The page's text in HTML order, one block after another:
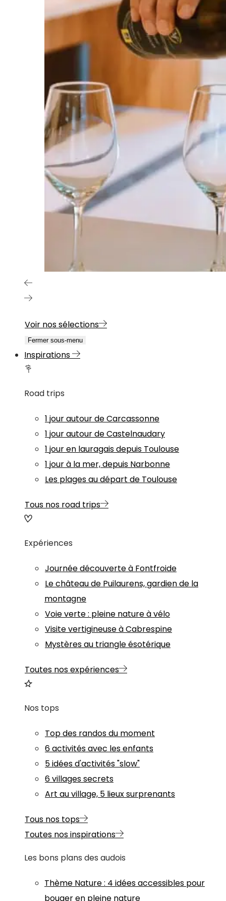
Voir nos sélections
Fermer sous-menu
Inspirations
Road trips
1 jour autour de Carcassonne
1 jour autour de Castelnaudary
1 jour en lauragais depuis Toulouse
1 jour à la mer, depuis Narbonne
Les plages au départ de Toulouse
Tous nos road trips
Expériences
Journée découverte à Fontfroide
Le château de Puilaurens, gardien de la
montagne
Voie verte : pleine nature à vélo
Visite vertigineuse à Cabrespine
Mystères au triangle ésotérique
Toutes nos expériences
Nos tops
Top des randos du moment
6 activités avec les enfants
5 idées d'activités "slow"
6 villages secrets
Art au village, 5 lieux surprenants
Tous nos tops
Toutes nos inspirations
Les bons plans des audois
Thème Nature: 4 idées accessibles pour
bouger en pleine nature